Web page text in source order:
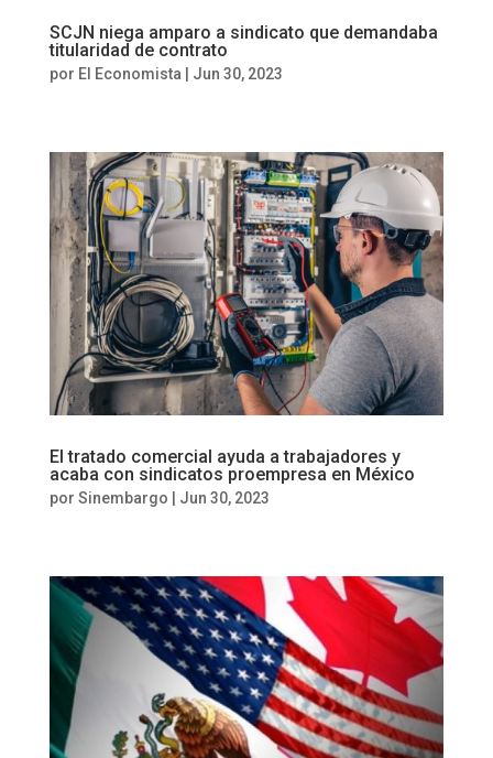
SCJN niega amparo a sindicato que demandaba
titularidad de contrato
por El Economista Jun 30, 2023
El tratado comercial ayuda a trabajadores y
acaba con sindicatos proempresa en México
por Sinembargo Jun 30, 2023